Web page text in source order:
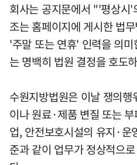
회사는 공지문에서 "'평상시
조는 홈페이지에 게시한 법
'주말 또는 연휴' 인력을 의
는 명백히 법원 결정을 호도
수원지방법원은 이날 쟁의
이나 원료·제품 변질 또는
업, 안전보호시설의 유지·
준과 같이 업무가 정상적으